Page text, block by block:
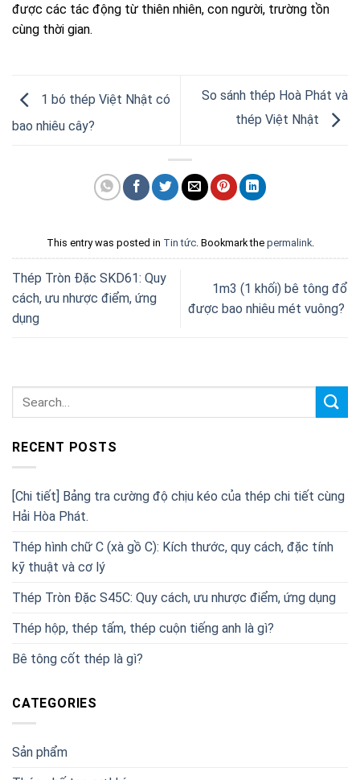
được các tác động từ thiên nhiên, con người, trường tồn
cùng thời gian.
1 bó thép Việt Nhật có
bao nhiêu cây?
So sánh thép Hoà Phát và
thép Việt Nhật
This entry was posted in Tin tức. Bookmark the permalink.
Thép Tròn Đặc SKD61: Quy
cách, ưu nhược điểm, ứng
dụng
1m3 (1 khối) bê tông đổ
được bao nhiêu mét vuông?
RECENT POSTS
[Chi tiết] Bảng tra cường độ chịu kéo của thép chi tiết cùng
Hải Hòa Phát.
Thép hình chữ C (xà gồ C): Kích thước, quy cách, đặc tính
kỹ thuật và cơ lý
Thép Tròn Đặc S45C: Quy cách, ưu nhược điểm, ứng dụng
Thép hộp, thép tấm, thép cuộn tiếng anh là gì?
Bê tông cốt thép là gì?
CATEGORIES
Sản phẩm